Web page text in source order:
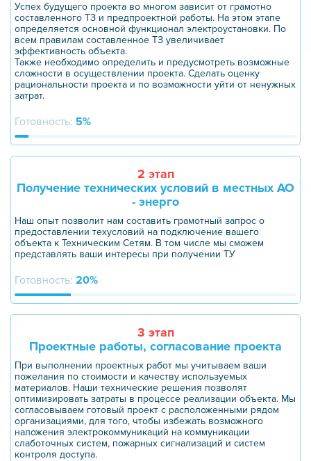
Успех будущего проекта во многом зависит от грамотно
составленного ТЗ и предпроектной работы. На этом этапе
определяется основной функционал электроустановки. По
всем правилам составленное ТЗ увеличивает
эффективность объекта.
Также необходимо определить и предусмотреть возможные
сложности в осуществлении проекта. Сделать оценку
рациональности проекта и по возможности уйти от ненужных
затрат.
Готовность: 5%
2 этап
Получение технических условий в местных АО
- энерго
Наш опыт позволит нам составить грамотный запрос о
предоставлении техусловий на подключение вашего
объекта к Техническим Сетям. В том числе мы сможем
представлять ваши интересы при получении ТУ
Готовность: 20%
3 этап
Проектные работы, согласование проекта
При выполнении проектных работ мы учитываем ваши
пожелания по стоимости и качеству используемых
материалов. Наши технические решения позволят
оптимизировать затраты в процессе реализации объекта. Мы
согласовываем готовый проект с расположенными рядом
организациями, для того, чтобы избежать возможного
наложения электрокоммуникаций на коммуникации
слаботочных систем, пожарных сигнализаций и систем
контроля доступа.